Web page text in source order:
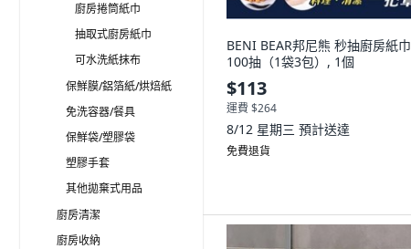
廚房捲筒紙巾
抽取式廚房紙巾
可水洗紙抹布
保鮮膜/鋁箔紙/烘焙紙
免洗容器/餐具
保鮮袋/塑膠袋
塑膠手套
其他拋棄式用品
廚房清潔
廚房收納
BENI BEAR邦尼熊 秒抽廚房紙巾
100抽（1袋3包）, 1個
$113
運費 $264
8/12 星期三 預計送達
免費退貨